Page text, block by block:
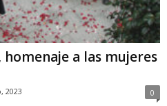
homenaje a las mujeres
2023 0